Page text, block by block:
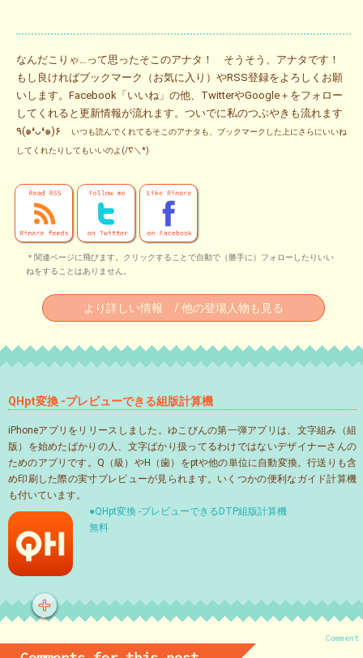
なんだこりゃ…って思ったそこのアナタ！ そうそう、アナタです！
もし良ければブックマーク（お気に入り）やRSS登録をよろしくお願
いします。Facebook「いいね」の他、TwitterやGoogle＋をフォロー
してくれると更新情報が流れます。ついでに私のつぶやきも流れます
٩(๑❛ᴗ❛๑)۶
いつも読んでくれてるそこのアナタも、ブックマークした上にさらにいいね
してくれたりしてもいいのよ(/∇＼*)
＊関連ページに飛びます。クリックすることで自動で（勝手に）フォローしたりいい
ねをすることはありません。
より詳しい情報 / 他の登場人物も見る
QHpt変換 -プレビューできる組版計算機
iPhoneアプリをリリースしました。ゆこびんの第一弾アプリは、文字組み（組
版）を始めたばかりの人、文字ばかり扱ってるわけではないデザイナーさんの
ためのアプリです。Q（級）やH（歯）をptや他の単位に自動変換。行送りも含
め印刷した際の実寸プレビューが見られます。いくつかの便利なガイド計算機
も付いています。
●QHpt変換 -プレビューできるDTP組版計算機
無料
Comment